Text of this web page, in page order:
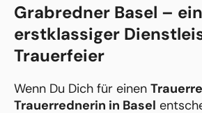
Grabredner Basel – ein
erstklassiger
Trauerfeier
Wenn Du Dich für einen
Trauerrednerin in Basel